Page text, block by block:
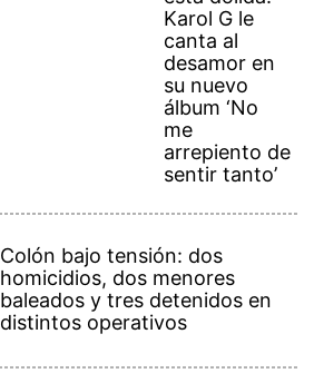
Karol G le
canta al
desamor en
su nuevo
álbum ‘No
me
arrepiento de
sentir tanto’
Colón bajo tensión: dos
homicidios, dos menores
baleados y tres detenidos en
distintos operativos